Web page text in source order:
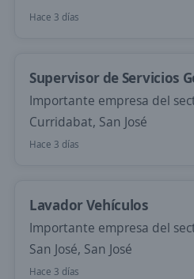
Hace 3 días
Supervisor de Servicios
Importante empresa del
Curridabat, San José
Hace 3 días
Lavador Vehículos
Importante empresa del
San José, San José
Hace 3 días